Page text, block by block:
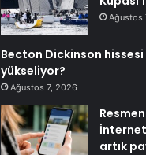
Ağustos
Becton Dickinson
yükseliyor?
Ağustos 7, 2026
artık